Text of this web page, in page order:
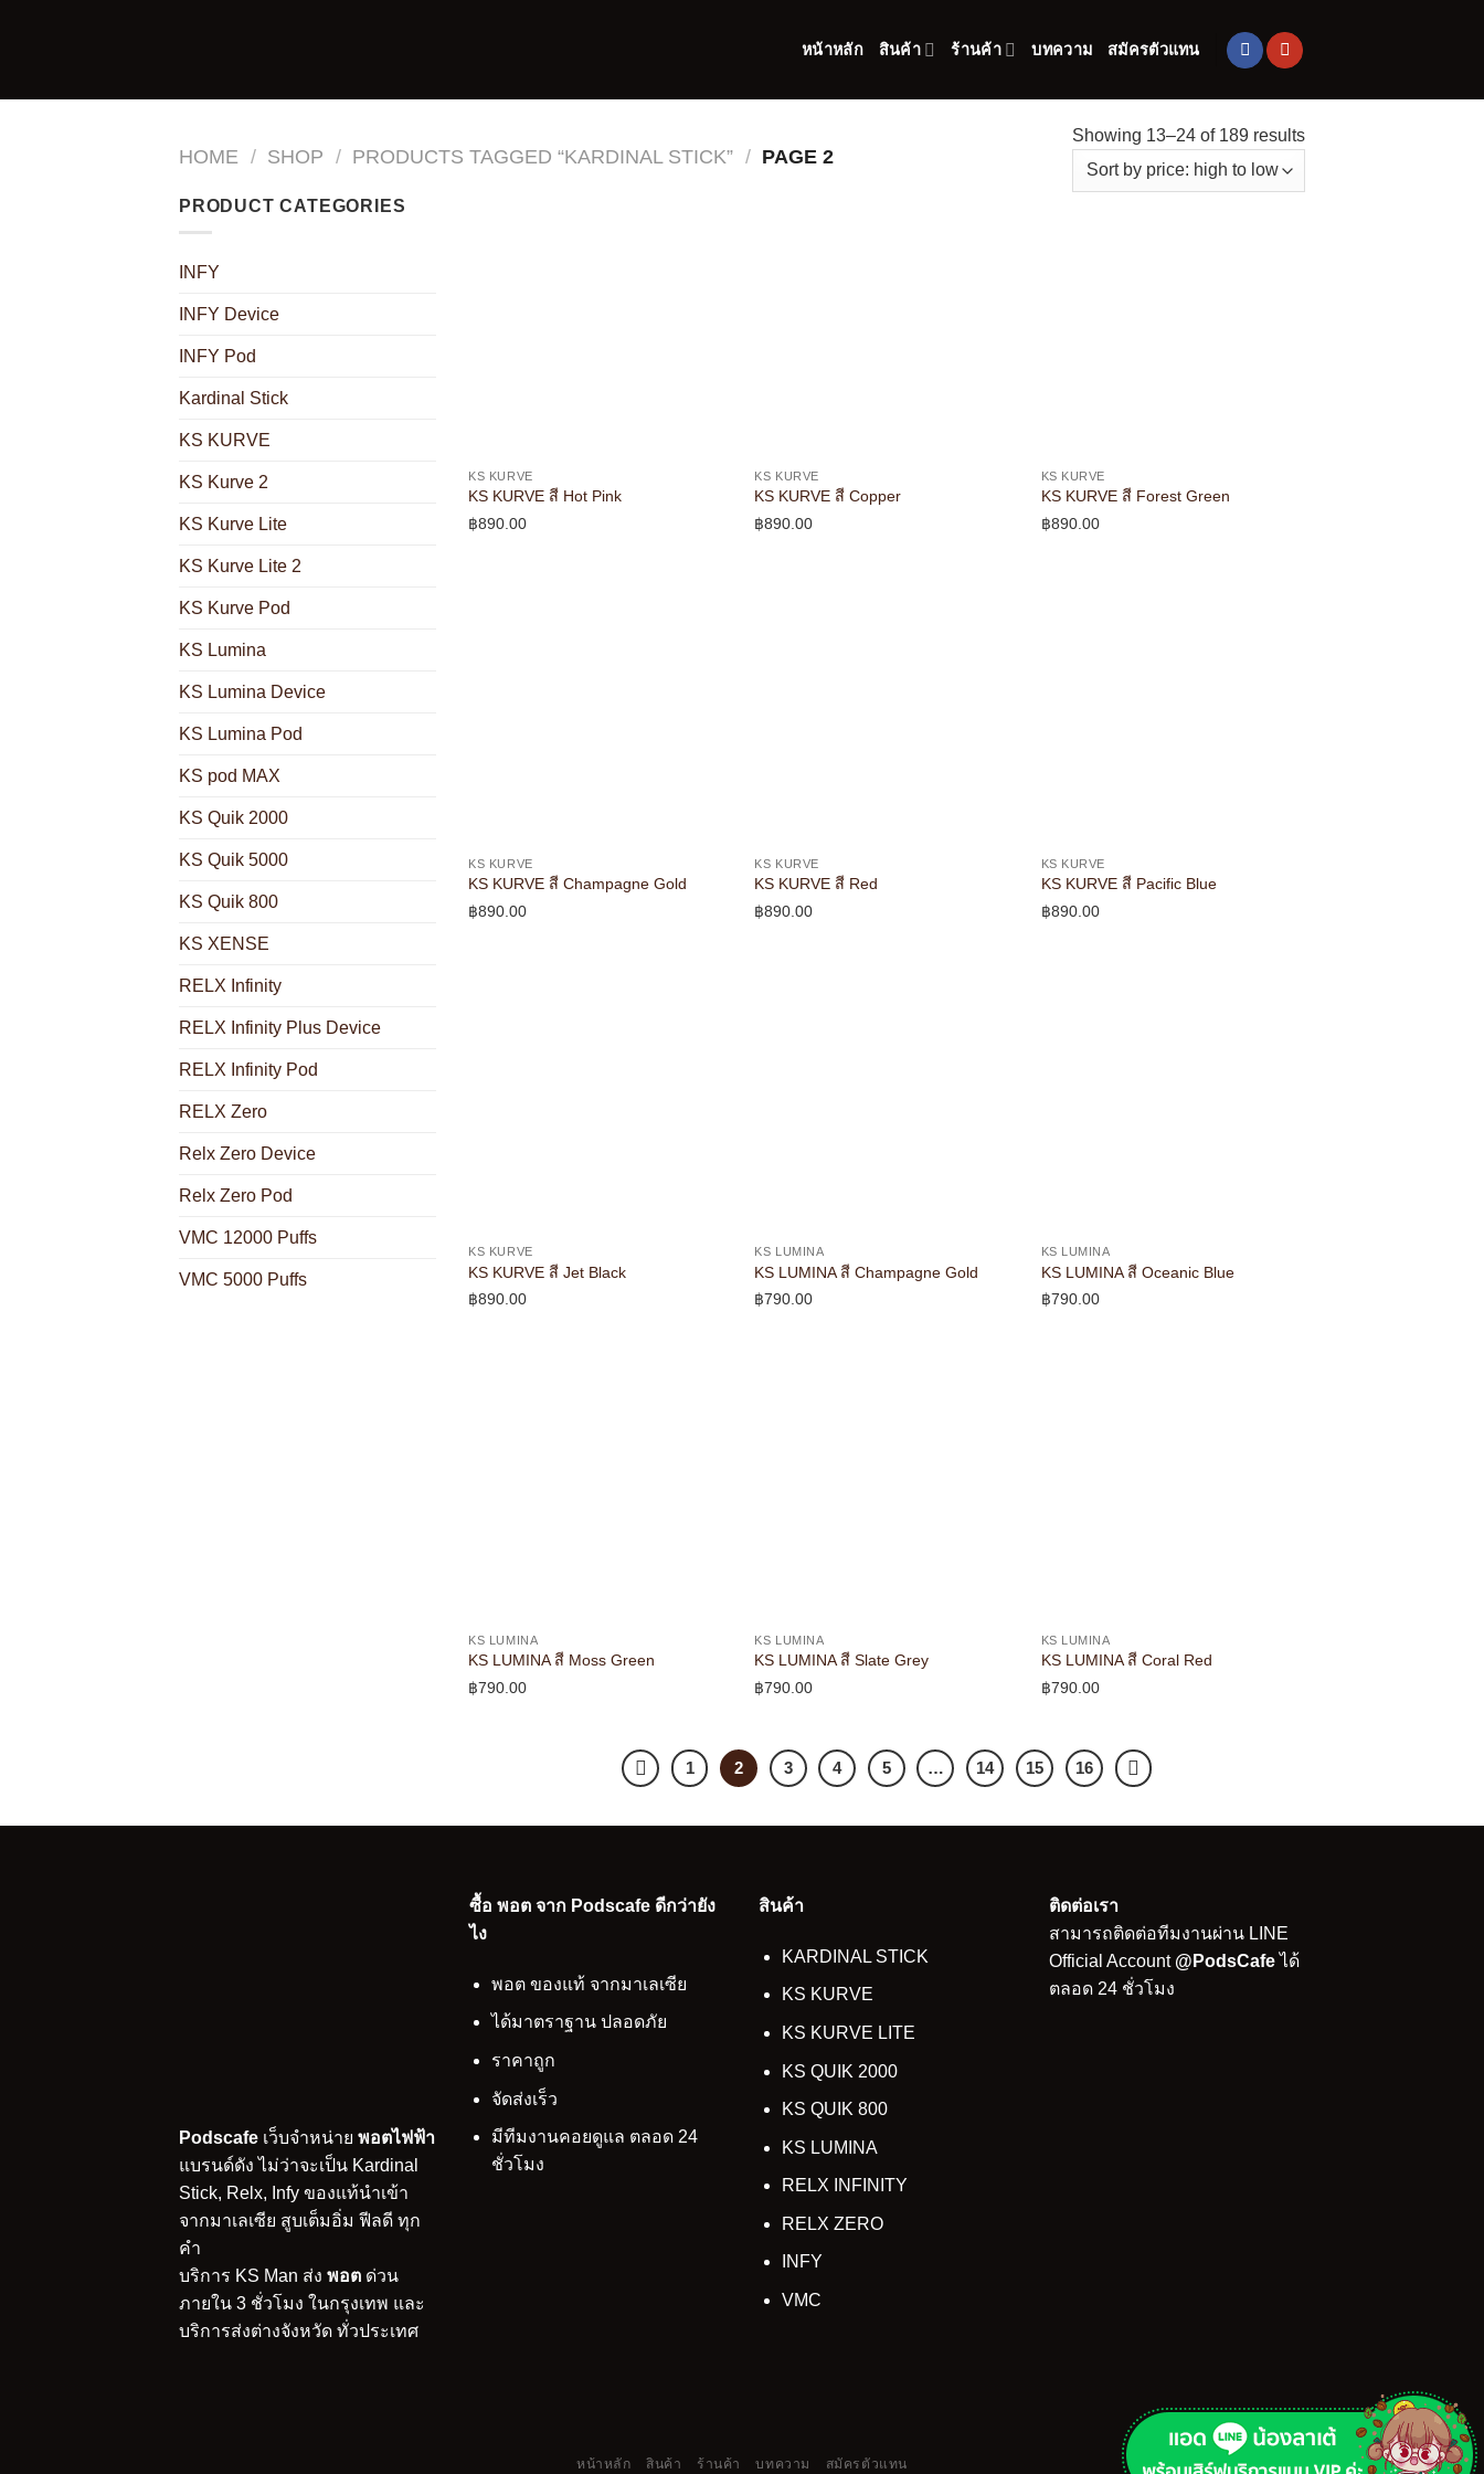
หน้าหลัก สินค้า ร้านค้า บทความ สมัครตัวแทน
HOME / SHOP / PRODUCTS TAGGED “KARDINAL STICK” / PAGE 2
Showing 13–24 of 189 results
PRODUCT CATEGORIES
INFY
INFY Device
INFY Pod
Kardinal Stick
KS KURVE
KS Kurve 2
KS Kurve Lite
KS Kurve Lite 2
KS Kurve Pod
KS Lumina
KS Lumina Device
KS Lumina Pod
KS pod MAX
KS Quik 2000
KS Quik 5000
KS Quik 800
KS XENSE
RELX Infinity
RELX Infinity Plus Device
RELX Infinity Pod
RELX Zero
Relx Zero Device
Relx Zero Pod
VMC 12000 Puffs
VMC 5000 Puffs
KS KURVE
KS KURVE สี Hot Pink
฿890.00
KS KURVE
KS KURVE สี Copper
฿890.00
KS KURVE
KS KURVE สี Forest Green
฿890.00
KS KURVE
KS KURVE สี Champagne Gold
฿890.00
KS KURVE
KS KURVE สี Red
฿890.00
KS KURVE
KS KURVE สี Pacific Blue
฿890.00
KS KURVE
KS KURVE สี Jet Black
฿890.00
KS LUMINA
KS LUMINA สี Champagne Gold
฿790.00
KS LUMINA
KS LUMINA สี Oceanic Blue
฿790.00
KS LUMINA
KS LUMINA สี Moss Green
฿790.00
KS LUMINA
KS LUMINA สี Slate Grey
฿790.00
KS LUMINA
KS LUMINA สี Coral Red
฿790.00
1 2 3 4 5 … 14 15 16
Podscafe เว็บจำหน่าย พอตไฟฟ้า
แบรนด์ดัง ไม่ว่าจะเป็น Kardinal
Stick, Relx, Infy ของแท้นำเข้า
จากมาเลเซีย สูบเต็มอิ่ม ฟีลดี ทุก
คำ
บริการ KS Man ส่ง พอต ด่วน
ภายใน 3 ชั่วโมง ในกรุงเทพ และ
บริการส่งต่างจังหวัด ทั่วประเทศ
ซื้อ พอต จาก Podscafe ดีกว่ายัง
ไง
พอต ของแท้ จากมาเลเซีย
ได้มาตราฐาน ปลอดภัย
ราคาถูก
จัดส่งเร็ว
มีทีมงานคอยดูแล ตลอด 24
ชั่วโมง
สินค้า
KARDINAL STICK
KS KURVE
KS KURVE LITE
KS QUIK 2000
KS QUIK 800
KS LUMINA
RELX INFINITY
RELX ZERO
INFY
VMC
ติดต่อเรา
สามารถติดต่อทีมงานผ่าน LINE
Official Account @PodsCafeได้
ตลอด 24 ชั่วโมง
หน้าหลัก สินค้า ร้านค้า บทความ สมัครตัวแทน